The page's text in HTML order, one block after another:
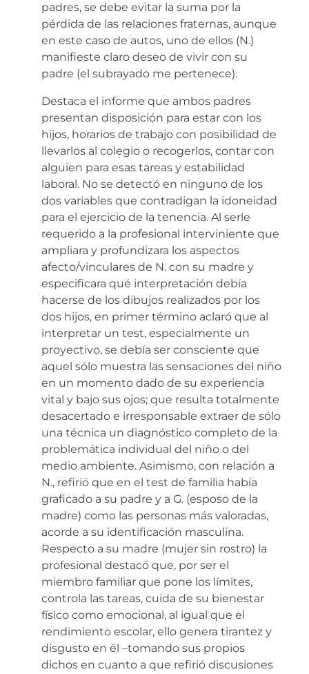
padres, se debe evitar la suma por la
pérdida de las relaciones fraternas, aunque
en este caso de autos, uno de ellos (N.)
manifieste claro deseo de vivir con su
padre (el subrayado me pertenece).
Destaca el informe que ambos padres
presentan disposición para estar con los
hijos, horarios de trabajo con posibilidad de
llevarlos al colegio o recogerlos, contar con
alguien para esas tareas y estabilidad
laboral. No se detectó en ninguno de los
dos variables que contradigan la idoneidad
para el ejercicio de la tenencia. Al serle
requerido a la profesional interviniente que
ampliara y profundizara los aspectos
afecto/vinculares de N. con su madre y
especificara qué interpretación debía
hacerse de los dibujos realizados por los
dos hijos, en primer término aclaró que al
interpretar un test, especialmente un
proyectivo, se debía ser consciente que
aquel sólo muestra las sensaciones del niño
en un momento dado de su experiencia
vital y bajo sus ojos; que resulta totalmente
desacertado e irresponsable extraer de sólo
una técnica un diagnóstico completo de la
problemática individual del niño o del
medio ambiente. Asimismo, con relación a
N., refirió que en el test de familia había
graficado a su padre y a G. (esposo de la
madre) como las personas más valoradas,
acorde a su identificación masculina.
Respecto a su madre (mujer sin rostro) la
profesional destacó que, por ser el
miembro familiar que pone los límites,
controla las tareas, cuida de su bienestar
físico como emocional, al igual que el
rendimiento escolar, ello genera tirantez y
disgusto en él –tomando sus propios
dichos en cuanto a que refirió discusiones